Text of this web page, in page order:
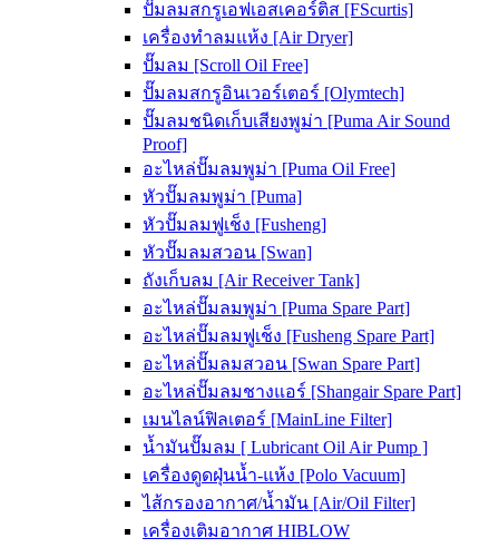
ปั๊มลมสกรูเอฟเอสเคอร์ติส [FScurtis]
เครื่องทำลมแห้ง [Air Dryer]
ปั๊มลม [Scroll Oil Free]
ปั๊มลมสกรูอินเวอร์เตอร์ [Olymtech]
ปั๊มลมชนิดเก็บเสียงพูม่า [Puma Air Sound
Proof]
อะไหล่ปั๊มลมพูม่า [Puma Oil Free]
หัวปั๊มลมพูม่า [Puma]
หัวปั๊มลมฟูเช็ง [Fusheng]
หัวปั๊มลมสวอน [Swan]
ถังเก็บลม [Air Receiver Tank]
อะไหล่ปั๊มลมพูม่า [Puma Spare Part]
อะไหล่ปั๊มลมฟูเช็ง [Fusheng Spare Part]
อะไหล่ปั๊มลมสวอน [Swan Spare Part]
อะไหล่ปั๊มลมชางแอร์ [Shangair Spare Part]
เมนไลน์ฟิลเตอร์ [MainLine Filter]
น้ำมันปั๊มลม [ Lubricant Oil Air Pump ]
เครื่องดูดฝุ่นน้ำ-แห้ง [Polo Vacuum]
ไส้กรองอากาศ/น้ำมัน [Air/Oil Filter]
เครื่องเติมอากาศ HIBLOW